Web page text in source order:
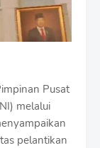
Pusat
melalui
pelantikan